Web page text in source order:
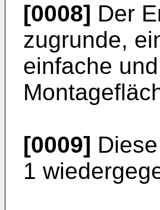
[0008] Der
zugrunde,
einfache
[0009]
1